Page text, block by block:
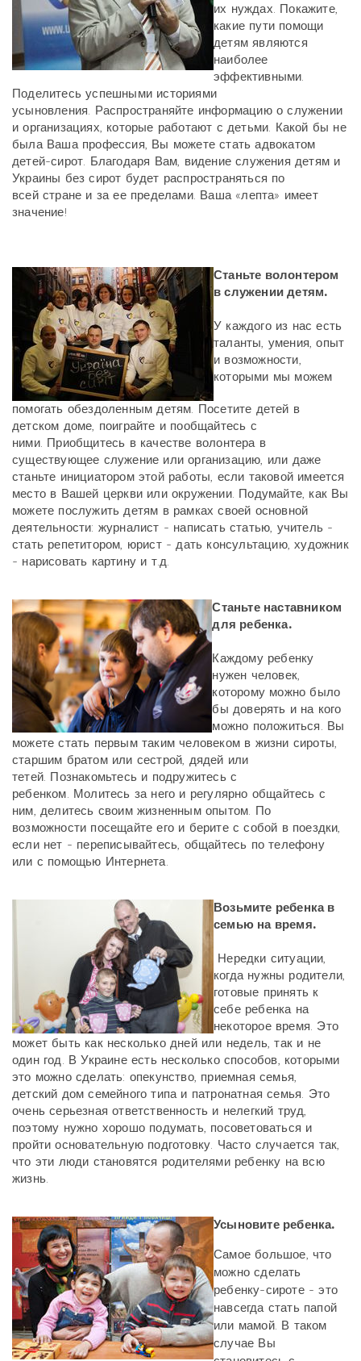
их нуждах. Покажите,
какие пути помощи
детям являются
наиболее
эффективными.
Поделитесь успешными историями
усыновления. Распространяйте информацию о служении
и организациях, которые работают с детьми. Какой бы не
была Ваша профессия, Вы можете стать адвокатом
детей-сирот. Благодаря Вам, видение служения детям и
Украины без сирот будет распространяться по
всей стране и за ее пределами. Ваша «лепта» имеет
значение!
Станьте волонтером
в служении детям.
У каждого из нас есть
таланты, умения, опыт
и возможности,
которыми мы можем
помогать обездоленным детям. Посетите детей в
детском доме, поиграйте и пообщайтесь с
ними. Приобщитесь в качестве волонтера в
существующее служение или организацию, или даже
станьте инициатором этой работы, если таковой имеется
место в Вашей церкви или окружении. Подумайте, как Вы
можете послужить детям в рамках своей основной
деятельности: журналист - написать статью, учитель -
стать репетитором, юрист - дать консультацию, художник
- нарисовать картину и т.д.
Станьте наставником
для ребенка.
Каждому ребенку
нужен человек,
которому можно было
бы доверять и на кого
можно положиться. Вы
можете стать первым таким человеком в жизни сироты,
старшим братом или сестрой, дядей или
тетей. Познакомьтесь и подружитесь с
ребенком. Молитесь за него и регулярно общайтесь с
ним, делитесь своим жизненным опытом. По
возможности посещайте его и берите с собой в поездки,
если нет - переписывайтесь, общайтесь по телефону
или с помощью Интернета.
Возьмите ребенка в
семью на время.
Нередки ситуации,
когда нужны родители,
готовые принять к
себе ребенка на
некоторое время. Это
может быть как несколько дней или недель, так и не
один год. В Украине есть несколько способов, которыми
это можно сделать: опекунство, приемная семья,
детский дом семейного типа и патронатная семья. Это
очень серьезная ответственность и нелегкий труд,
поэтому нужно хорошо подумать, посоветоваться и
пройти основательную подготовку. Часто случается так,
что эти люди становятся родителями ребенку на всю
жизнь.
Усыновите ребенка.
Самое большое, что
можно сделать
ребенку-сироте - это
навсегда стать папой
или мамой. В таком
случае Вы